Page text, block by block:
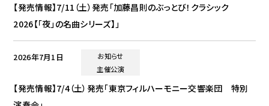
【発売情報】7/11（土）発売「加藤昌則のぶっとび！クラシック
2026【「夜」の名曲シリーズ】」
2026年7月1日
お知らせ
主催公演
【発売情報】7/4（土）発売「東京フィルハーモニー交響楽団 特別